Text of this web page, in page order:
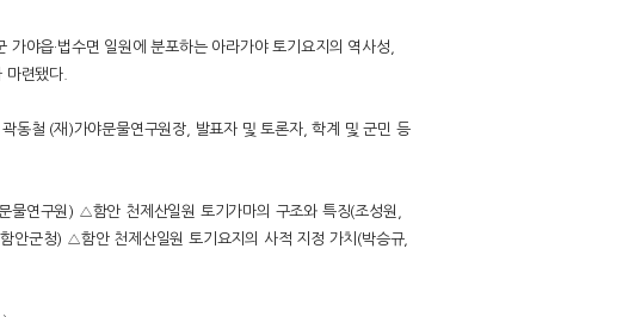
야읍·법수면 일원에 분포하는 아라가야 토기요지의 역사성,
련됐다.
동철 (재)가야문물연구원장, 발표자 및 토론자, 학계 및 군민 등
연구원) △함안 천제산일원 토기가마의 구조와 특징(조성원,
안군청) △함안 천제산일원 토기요지의 사적 지정 가치(박승규,